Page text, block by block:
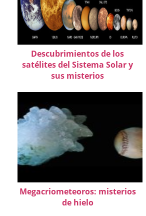
Descubrimientos de los
satélites del Sistema Solar y
sus misterios
Megacriometeoros: misterios
de hielo